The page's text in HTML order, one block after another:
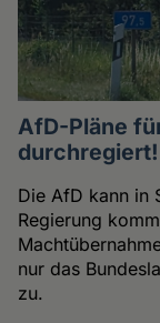
AfD-Pläne
durchregiert!
Die AfD kann in
Regierung
nur das
zu.